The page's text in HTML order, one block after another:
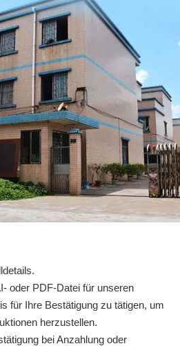
oder PDF-Datei für unseren
für Ihre Bestätigung zu tätigen, um
herzustellen.
bei Anzahlung oder